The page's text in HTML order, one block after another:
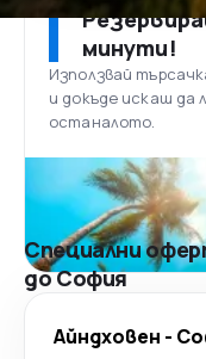
минути!
Използвай
и докъде искаш да
останалото.
Специални
до София
Айндховен -